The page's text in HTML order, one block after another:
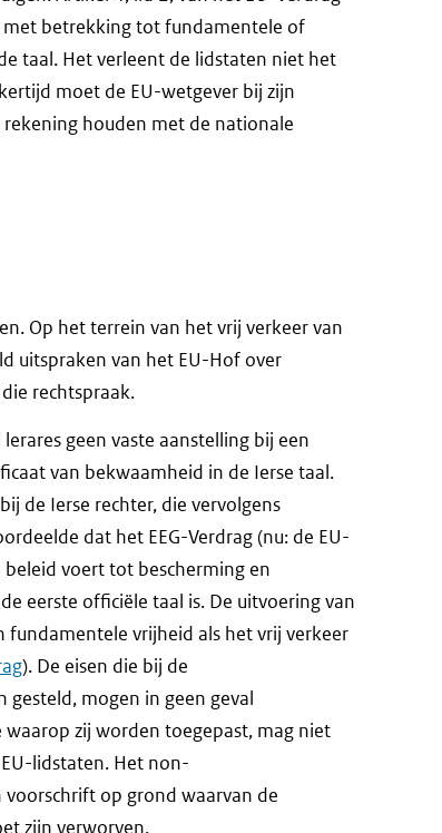
betrekking tot fundamentele of
taal. Het verleent de lidstaten niet het
moet de EU-wetgever bij zijn
houden met de nationale
Op het terrein van het vrij verkeer van
uitspraken van het EU-Hof over
rechtspraak.
geen vaste aanstelling bij een
van bekwaamheid in de Ierse taal.
de Ierse rechter, die vervolgens
dat het EEG-Verdrag (nu: de EU-
voert tot bescherming en
eerste officiële taal is. De uitvoering van
vrijheid als het vrij verkeer
). De eisen die bij de
mogen in geen geval
zij worden toegepast, mag niet
lidstaten. Het non-
op grond waarvan de
zijn verworven.